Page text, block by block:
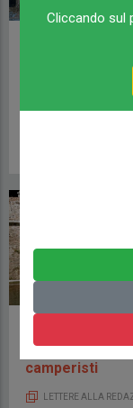
CAMPERLIFE
13 MARZO 2019
Fuori dalle
| La posta dei
camperisti
LETTERE ALLA
Cliccando sul